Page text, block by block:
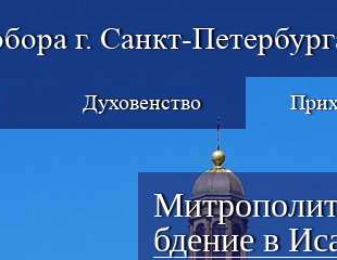
г. Санкт-
Духовенство
бдение в